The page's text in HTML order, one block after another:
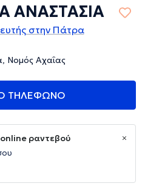
ΑΝΑΣΤΑΣΙΑ
στην Πάτρα
Νομός Αχαΐας
ΤΗΛΕΦΩΝΟ
ραντεβού